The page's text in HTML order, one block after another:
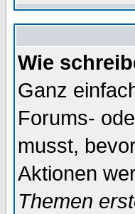
Wie
Ganz
Forums-
musst,
Aktionen
Themen